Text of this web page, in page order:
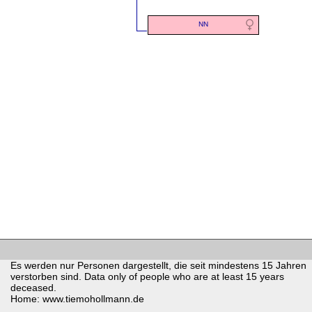
NN
Es werden nur Personen dargestellt, die seit mindestens 15 Jahren
verstorben sind. Data only of people who are at least 15 years
deceased.
Home: www.tiemohollmann.de